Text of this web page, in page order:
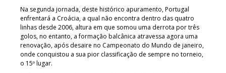
Na segunda jornada, deste histórico apuramento, Portugal
enfrentará a Croácia, a qual não encontra dentro das quatro
linhas desde 2006, altura em que somou uma derrota por três
golos, no entanto, a formação balcânica atravessa agora uma
renovação, após desaire no Campeonato do Mundo de janeiro,
onde conquistou a sua pior classificação de sempre no torneio,
o 15º lugar.